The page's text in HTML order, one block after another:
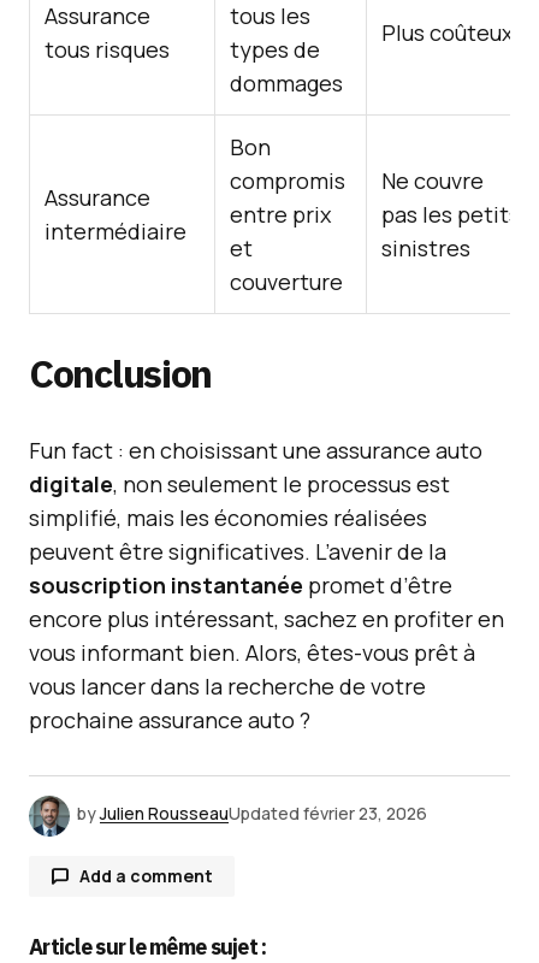
Assurance
tous risques
tous les
types de
dommages
Plus coûteux
Assurance
intermédiaire
Bon
compromis
entre prix
et
couverture
Ne couvre
pas les petits
sinistres
Conclusion
Fun fact : en choisissant une assurance auto
digitale, non seulement le processus est
simplifié, mais les économies réalisées
peuvent être significatives. L’avenir de la
souscription instantanée promet d’être
encore plus intéressant, sachez en profiter en
vous informant bien. Alors, êtes-vous prêt à
vous lancer dans la recherche de votre
prochaine assurance auto ?
byJulien RousseauUpdated février 23, 2026
Add a comment
Article sur le même sujet :